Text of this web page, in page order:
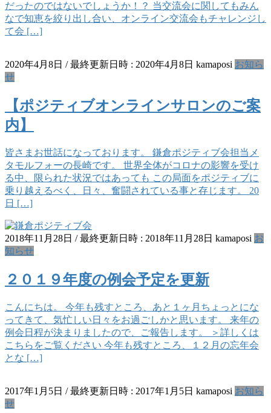
だったのではないでしょうか！？ 当交流会に関してもみん
なで知恵を絞り出し合い、オンライン交流会もチャレンジし
て会 […]
2020年4月8日 / 最終更新日時 : 2020年4月8日 kamaposi お知ら
せ
【ポジティブオンラインサロンのご案
内】
皆さまお世話になっております。 鎌倉ポジティブ会担当メ
タモルフォーの長崎です。 世界全体がコロナの影響を受け
る中、限られた状況ではあっても この局面をポジティブに
乗り越えるべく、日々、奮闘されている事と存じます。 20
日 […]
2018年11月28日 / 最終更新日時 : 2018年11月28日 kamaposi お
知らせ
２０１９年度の例会予定を更新
こんにちは。 今年も残すところ、あと１ヶ月ちょっとにな
ってきて、気忙しい日々をお過ごしかと思います。 来年の
例会日程が決まりましたので、ご報告します。 ＞詳しくは
こちらをご覧ください 今年も残すところ、１２月の忘年会
とな […]
2017年1月5日 / 最終更新日時 : 2017年1月5日 kamaposi お知ら
せ